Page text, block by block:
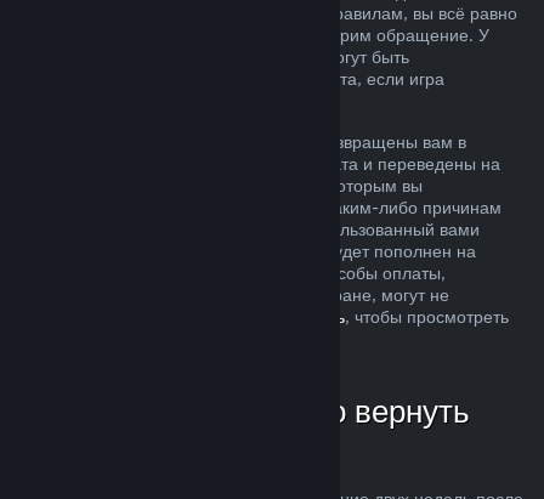
ситуация не соответствует описанным правилам, вы всё равно
можете запросить возврат, и мы рассмотрим обращение. У
пользователей из некоторых регионов могут быть
дополнительные права на запрос возврата, если игра
Средства за покупку будут полностью возвращены вам в
течение недели после одобрения возврата и переведены на
кошелек Steam или тот способ оплаты, которым вы
воспользовались при покупке. Если по каким-либо причинам
Steam не сможет вернуть деньги на использованный вами
способ оплаты, то ваш кошелек Steam будет пополнен на
соответствующую сумму (некоторые способы оплаты,
доступные в магазине Steam в вашей стране, могут не
нажмите здесь, чтобы просмотреть
В каких случаях можно вернуть